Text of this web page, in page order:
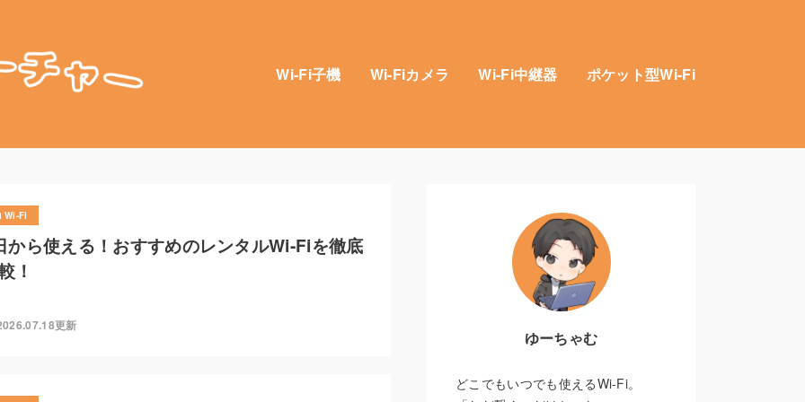
Wi-Fi子機 Wi-Fiカメラ Wi-Fi中継器 ポケット型Wi-Fi
Wi-Fi
から使える！おすすめのレンタルWi-Fiを徹底
！
更新
ゆーちゃむ
どこでもいつでも使えるWi-Fi。